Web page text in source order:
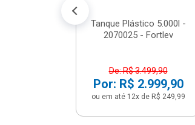
Tanque Plástico 5.000l -
2070025 - Fortlev
De: R$ 3.499,90
Por: R$ 2.999,90
ou em até 12x de R$ 249,99